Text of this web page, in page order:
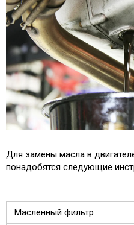
Для замены масла в
понадобятся следующие
Масленный фильтр